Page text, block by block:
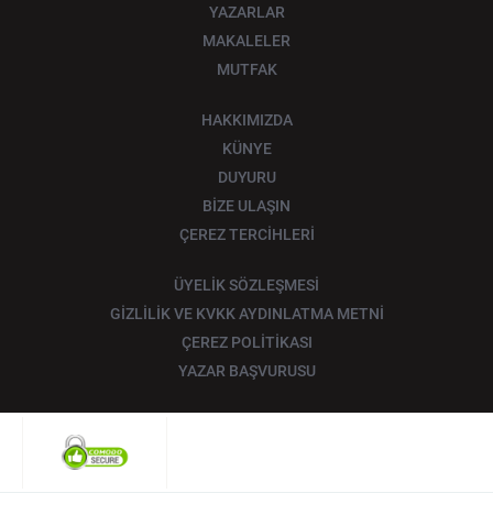
YAZARLAR
MAKALELER
MUTFAK
HAKKIMIZDA
KÜNYE
DUYURU
BİZE ULAŞIN
ÇEREZ TERCİHLERİ
ÜYELİK SÖZLEŞMESİ
GİZLİLİK VE KVKK AYDINLATMA METNİ
ÇEREZ POLİTİKASI
YAZAR BAŞVURUSU